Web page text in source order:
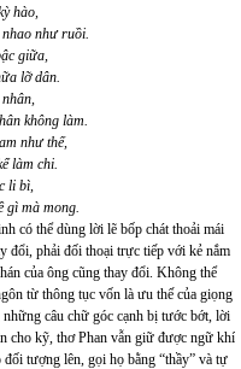
hào,
như ruồi.
giữa,
lỡ dân.
không làm.
như thế,
làm chi.
li bì,
gì mà mong.
có thể dùng lời lẽ bốp chát thoải mái
đổi, phải đối thoại trực tiếp với kẻ nắm
của ông cũng thay đổi. Không thể
từ thông tục vốn là ưu thế của giọng
những câu chữ góc cạnh bị tước bớt, lời
cho kỹ, thơ Phan vẫn giữ được ngữ khí
tượng lên, gọi họ bằng “thầy” và tự